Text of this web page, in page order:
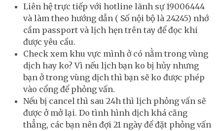
Liên hệ trực tiếp với hotline lãnh sự 19006444
và làm theo hướng dẫn ( Số nội bộ là 24245) nhớ
cầm passport và lịch hẹn trên tay để đọc khi
được yêu cầu.
Check xem khu vực mình ở có nằm trong vùng
dịch hay ko? Vì nếu lịch bạn ko bị hủy nhưng
bạn ở trong vùng dịch thì bạn sẽ ko được phép
vào cổng để phỏng vấn.
Nếu bị cancel thì sau 24h thì lịch phỏng vấn sẽ
được ở mở lại. Do tình hình dịch khá căng
thẳng, các bạn nên đợi 21 ngày để đặt phỏng vấn